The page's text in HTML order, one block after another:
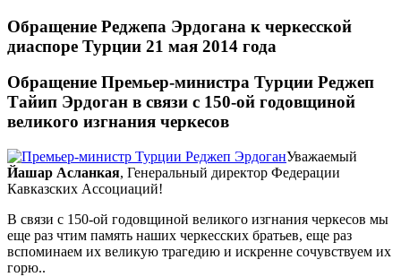
Обращение Реджепа Эрдогана к черкесской
диаспоре Турции 21 мая 2014 года
Обращение Премьер-министра Турции Реджеп
Тайип Эрдоган в связи с 150-ой годовщиной
великого изгнания черкесов
Уважаемый
Йашар Асланкая, Генеральный директор Федерации
Кавказских Ассоциаций!
В связи с 150-ой годовщиной великого изгнания черкесов мы
еще раз чтим память наших черкесских братьев, еще раз
вспоминаем их великую трагедию и искренне сочувствуем их
горю..